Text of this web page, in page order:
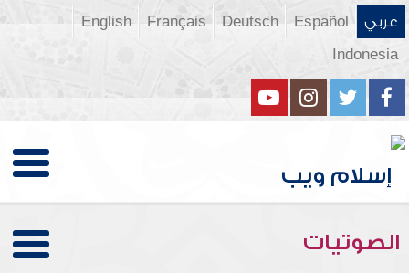
عربي Español
Deutsch
Français
English
Indonesia
الصوتيات